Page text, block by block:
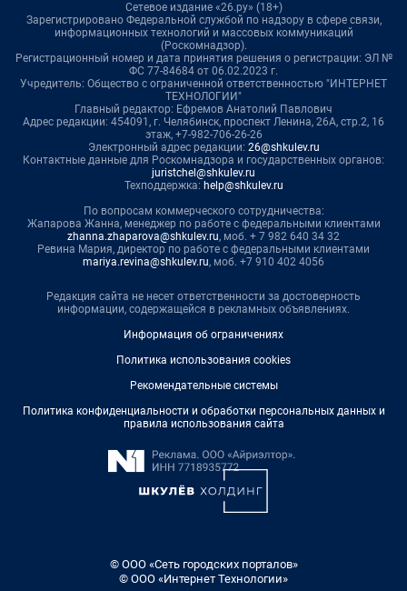
Сетевое издание «26.ру» (18+)
Зарегистрировано Федеральной службой по надзору в сфере связи,
информационных технологий и массовых коммуникаций
(Роскомнадзор).
Регистрационный номер и дата принятия решения о регистрации: ЭЛ №
ФС 77-84684 от 06.02.2023 г.
Учредитель: Общество с ограниченной ответственностью "ИНТЕРНЕТ
ТЕХНОЛОГИИ"
Главный редактор: Ефремов Анатолий Павлович
Адрес редакции: 454091, г. Челябинск, проспект Ленина, 26А, стр.2, 16
этаж, +7-982-706-26-26
Электронный адрес редакции: 26@shkulev.ru
Контактные данные для Роскомнадзора и государственных органов:
juristchel@shkulev.ru
Техподдержка: help@shkulev.ru
По вопросам коммерческого сотрудничества:
Жапарова Жанна, менеджер по работе с федеральными клиентами
zhanna.zhaparova@shkulev.ru, моб. + 7 982 640 34 32
Ревина Мария, директор по работе с федеральными клиентами
mariya.revina@shkulev.ru, моб. +7 910 402 4056
Редакция сайта не несет ответственности за достоверность
информации, содержащейся в рекламных объявлениях.
Информация об ограничениях
Политика использования cookies
Рекомендательные системы
Политика конфиденциальности и обработки персональных данных и
правила использования сайта
© ООО «Сеть городских порталов»
© ООО «Интернет Технологии»